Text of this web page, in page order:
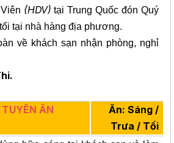
(HDV) tại Trung Quốc đón Quý
tại nhà hàng địa phương.
về khách sạn nhận phòng, nghỉ
ÂN
Ăn: Sáng /
Trưa / Tối